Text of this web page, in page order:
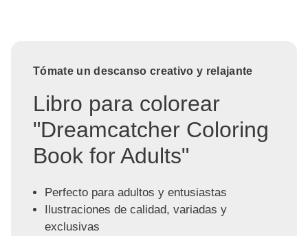
Tómate un descanso creativo y relajante
Libro para colorear
"Dreamcatcher Coloring
Book for Adults"
Perfecto para adultos y entusiastas
Ilustraciones de calidad, variadas y
exclusivas